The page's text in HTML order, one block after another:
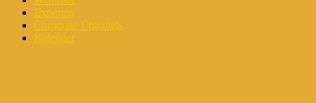
Experten
Corporate Channels
Kalender